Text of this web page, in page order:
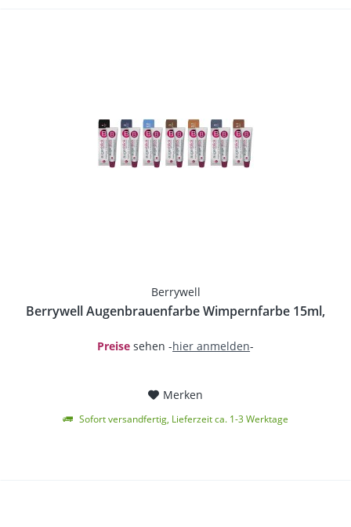
Berrywell
Berrywell Augenbrauenfarbe Wimpernfarbe 15ml,
Preise sehen -hier anmelden-
Merken
Sofort versandfertig, Lieferzeit ca. 1-3 Werktage